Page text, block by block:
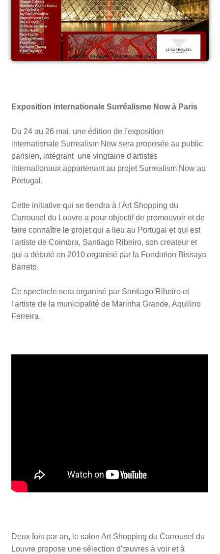
Exposition internationale Surréalisme Now à Paris
Du 24 au 26 mai, une édition de l'exposition
internationale Surrealism Now sera proposée au public
parisien, intégrant une vingtaine d'artistes
internationaux appartenant au projet Surrealism Now au
Portugal.
Cette initiative qui se tiendra à l'Art Shopping du
Carrousel du Louvre a pour objectif de promouvoir et de
faire connaître le projet qui a lieu au Portugal et qui est
l'artiste de Coimbra, Santiago Ribeiro, son createur et
qui a débuté en 2010 organisé par la Fondation Bissaya
Barreto.
Ce spectacle sera organisé par Santiago Ribeiro et
l'artiste de la municipalité de Marinha Grande, Aquilino
Ferreira.
Deux fois par an, le salon Art Shopping du Carrousel du
Louvre propose une sélection d'œuvres à voir et à